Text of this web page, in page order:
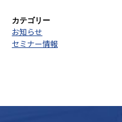
カテゴリー
お知らせ
セミナー情報